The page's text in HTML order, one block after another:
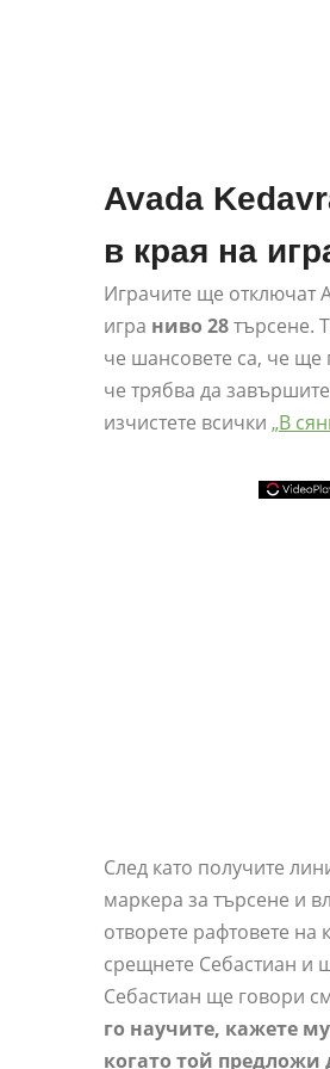
Avada
в края на
Играчите ще отключат
игра ниво 28търсене.
че шансовете са, че ще
че трябва да
изчистете всички „В
След като получите
маркера за търсене и
отворете рафтовете на
срещнете Себастиан и
Себастиан ще говори
го научите, кажете
когато той предложи